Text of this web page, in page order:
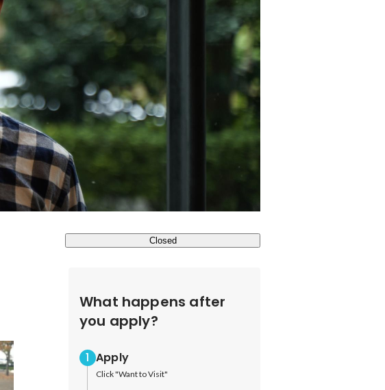
Closed
What happens after
you apply?
Apply
Click "Want to Visit"